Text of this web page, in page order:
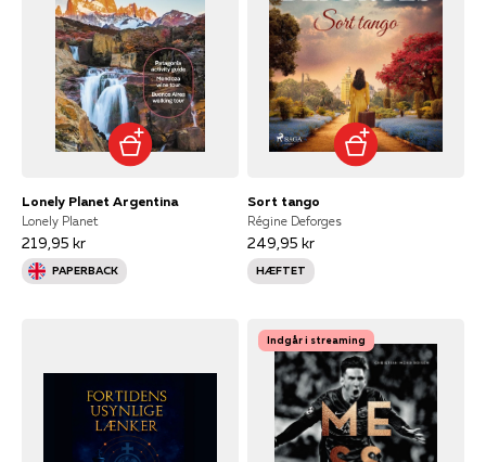
Lonely Planet Argentina
Lonely Planet
219,95 kr
PAPERBACK
Sort tango
Régine Deforges
249,95 kr
HÆFTET
Indgår i streaming